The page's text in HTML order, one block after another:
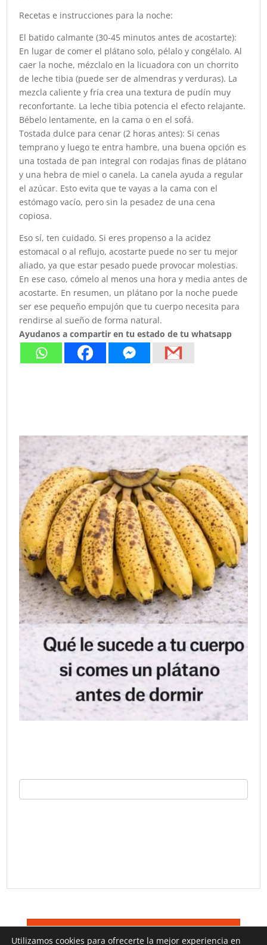
Recetas e instrucciones para la noche:
El batido calmante (30-45 minutos antes de acostarte):
En lugar de comer el plátano solo, pélalo y congélalo. Al
caer la noche, mézclalo en la licuadora con un chorrito
de leche tibia (puede ser de almendras y verduras). La
mezcla caliente y fría crea una textura de pudín muy
reconfortante. La leche tibia potencia el efecto relajante.
Bébelo lentamente, en la cama o en el sofá.
Tostada dulce para cenar (2 horas antes): Si cenas
temprano y luego te entra hambre, una buena opción es
una tostada de pan integral con rodajas finas de plátano
y una hebra de miel o canela. La canela ayuda a regular
el azúcar. Esto evita que te vayas a la cama con el
estómago vacío, pero sin la pesadez de una cena
copiosa.
Eso sí, ten cuidado. Si eres propenso a la acidez
estomacal o al reflujo, acostarte puede no ser tu mejor
aliado, ya que estar pesado puede provocar molestias.
En ese caso, cómelo al menos una hora y media antes de
acostarte. En resumen, un plátano por la noche puede
ser ese pequeño empujón que tu cuerpo necesita para
rendirse al sueño de forma natural.
Ayudanos a compartir en tu estado de tu whatsapp
Utilizamos cookies para ofrecerte la mejor experiencia en